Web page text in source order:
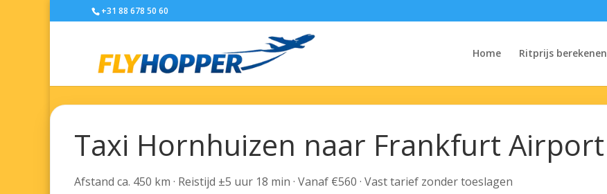
+31 88 678 50 60
Home Ritprijs berekenen
Taxi Hornhuizen naar Frankfurt Airport
Afstand ca. 450 km · Reistijd ±5 uur 18 min · Vanaf €560 · Vast tarief zonder toeslagen